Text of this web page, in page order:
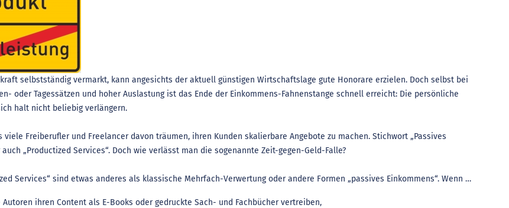
selbstständig vermarkt, kann angesichts der aktuell günstigen Wirtschaftslage gute Honorare erzielen. Doch selbst bei
oder Tagessätzen und hoher Auslastung ist das Ende der Einkommens-Fahnenstange schnell erreicht: Die persönliche
halt nicht beliebig verlängern.
viele Freiberufler und Freelancer davon träumen, ihren Kunden skalierbare Angebote zu machen. Stichwort „Passives
auch „Productized Services“. Doch wie verlässt man die sogenannte Zeit-gegen-Geld-Falle?
Services“ sind etwas anderes als klassische Mehrfach-Verwertung oder andere Formen „passives Einkommens“. Wenn …
ihren Content als E-Books oder gedruckte Sach- und Fachbücher vertreiben,